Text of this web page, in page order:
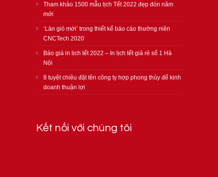
Tham khảo 1500 mẫu lịch Tết 2022 đẹp đón năm
mới
‘Làn gió mới’ trong thiết kế báo cáo thường niên
CNCTech 2020
Báo giá in lịch tết 2022 – In lịch tết giá rẻ số 1 Hà
Nội
8 tuyệt chiêu đặt tên công ty hợp phong thủy để kinh
doanh thuận lợi
Kết nối với chúng tôi